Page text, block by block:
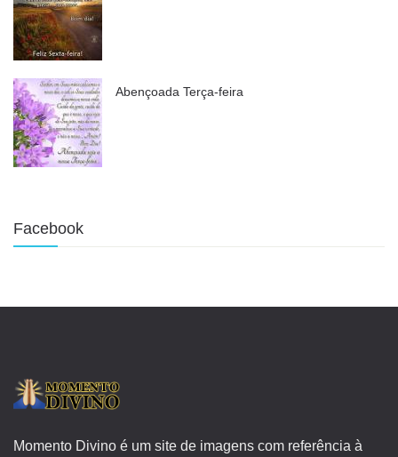
Abençoada Terça-feira
Facebook
Momento Divino é um site de imagens com referência à